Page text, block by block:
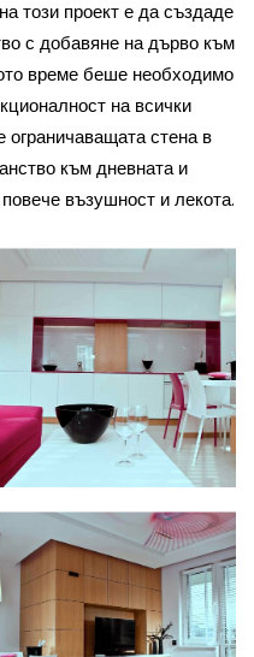
този проект е да създаде
с добавяне на дърво към
време беше необходимо
на всички
стена в
към дневната и
възушност и лекота.